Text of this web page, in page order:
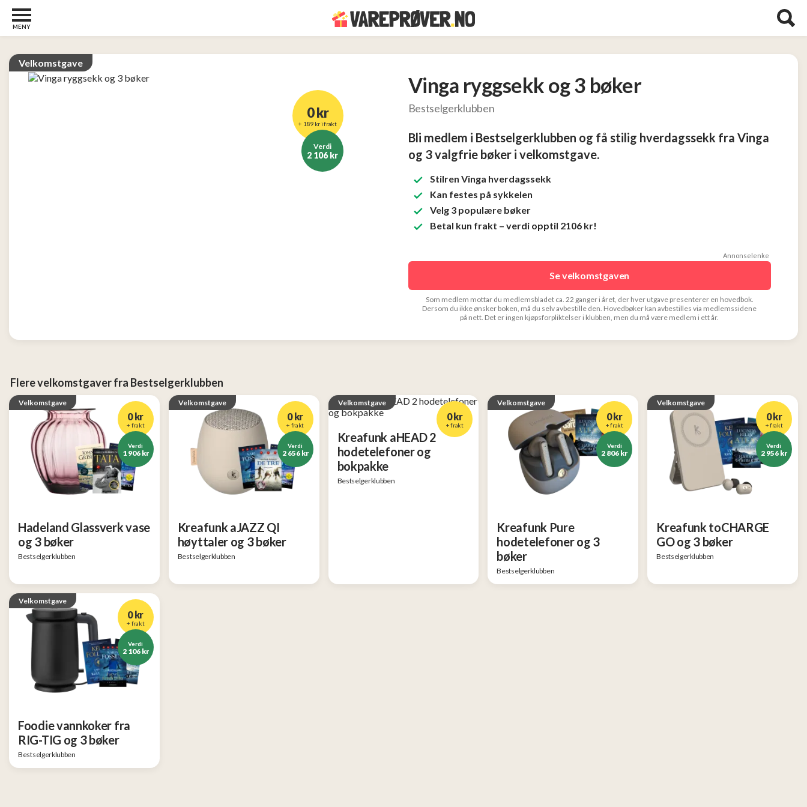
MENY
Verdi
2 106 kr
0 kr
+ 189 kr i frakt
Velkomstgave
Vinga ryggsekk og 3 bøker
Bestselgerklubben
Bli medlem i Bestselgerklubben og få stilig hverdagssekk fra Vinga
og 3 valgfrie bøker i velkomstgave.
Stilren Vinga hverdagssekk
Kan festes på sykkelen
Velg 3 populære bøker
Betal kun frakt – verdi opptil 2106 kr!
Annonselenke
Se velkomstgaven
Som medlem mottar du medlemsbladet ca. 22 ganger i året, der hver utgave presenterer en hovedbok.
Dersom du ikke ønsker boken, må du selv avbestille den. Hovedbøker kan avbestilles via medlemssidene
på nett. Det er ingen kjøpsforpliktelser i klubben, men du må være medlem i ett år.
Flere velkomstgaver fra Bestselgerklubben
Verdi
1 906 kr
Velkomstgave
Hadeland Glassverk vase
og 3 bøker
Bestselgerklubben
0 kr
+ frakt
Verdi
2 656 kr
Velkomstgave
Kreafunk aJAZZ QI
høyttaler og 3 bøker
Bestselgerklubben
0 kr
+ frakt
Velkomstgave
Kreafunk aHEAD 2
hodetelefoner og
bokpakke
Bestselgerklubben
0 kr
+ frakt
Verdi
2 806 kr
Velkomstgave
Kreafunk Pure
hodetelefoner og 3
bøker
Bestselgerklubben
0 kr
+ frakt
Verdi
2 956 kr
Velkomstgave
Kreafunk toCHARGE
GO og 3 bøker
Bestselgerklubben
0 kr
+ frakt
Verdi
2 106 kr
Velkomstgave
Foodie vannkoker fra
RIG-TIG og 3 bøker
Bestselgerklubben
0 kr
+ frakt
22
Barberhøvler
tilbud
tilbud